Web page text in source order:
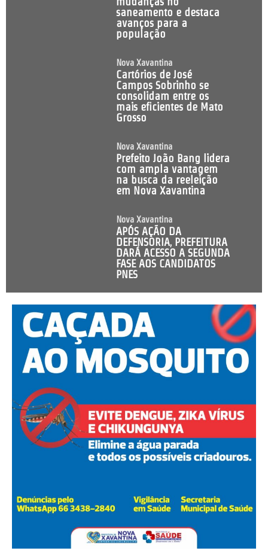
saneamento e destaca
avanços para a
população
Nova Xavantina
Cartórios de José
Campos Sobrinho se
consolidam entre os
mais eficientes de Mato
Grosso
Nova Xavantina
Prefeito João Bang lidera
com ampla vantagem
na busca da reeleição
em Nova Xavantina
Nova Xavantina
APÓS AÇÃO DA
DEFENSORIA, PREFEITURA
DARÁ ACESSO A SEGUNDA
FASE AOS CANDIDATOS
PNES